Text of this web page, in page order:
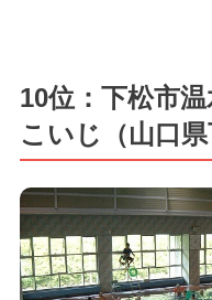
10位：下松市
こいじ（山口県